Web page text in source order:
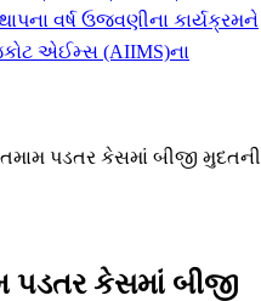
વર્ષ ઉજવણીના કાર્યક્રમને
એઈમ્સ (AIIMS)ના
તમામ પડતર કેસમાં બીજી મુદતની
પડતર કેસમાં બીજી